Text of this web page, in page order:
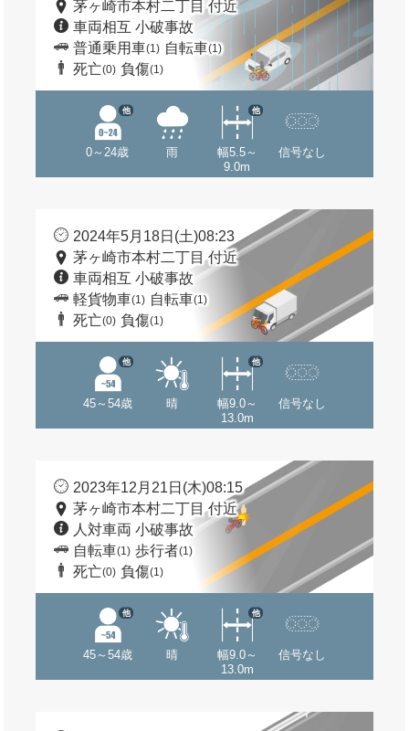
茅ヶ崎市本村二丁目 付近
車両相互 小破事故
普通乗用車(1) 自転車(1)
死亡(0) 負傷(1)
0～24歳
他
雨
幅5.5～
9.0m
他
信号なし
2024年5月18日(土)08:23
茅ヶ崎市本村二丁目 付近
車両相互 小破事故
軽貨物車(1) 自転車(1)
死亡(0) 負傷(1)
45～54歳
他
晴
幅9.0～
13.0m
他
信号なし
2023年12月21日(木)08:15
茅ヶ崎市本村二丁目 付近
人対車両 小破事故
自転車(1) 歩行者(1)
死亡(0) 負傷(1)
45～54歳
他
晴
幅9.0～
13.0m
他
信号なし